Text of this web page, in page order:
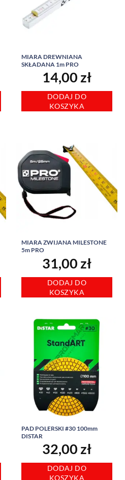
MIARA DREWNIANA
SKŁADANA 1m PRO
14,00 zł
DODAJ DO
KOSZYKA
MIARA ZWIJANA MILESTONE
5m PRO
31,00 zł
DODAJ DO
KOSZYKA
PAD POLERSKI #30 100mm
DISTAR
32,00 zł
DODAJ DO
KOSZYKA